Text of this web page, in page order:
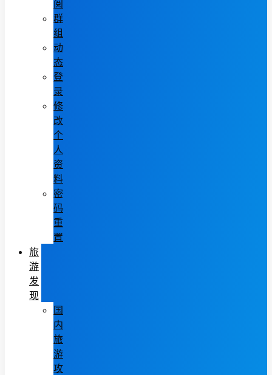
阅
群
组
动
态
登
录
修
改
个
人
资
料
密
码
重
置
旅
游
发
现
国
内
旅
游
攻